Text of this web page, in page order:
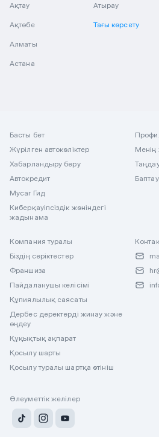
Ақтау
Ақтөбе
Алматы
Астана
Атырау
Тағы көрсету
Басты бет
Жүрілген автокөліктер
Хабарландыру беру
Автокредит
Mycar Гид
Киберқауіпсіздік жөніндегі
жадынама
Менің
Баптау
Компания туралы
Біздің серіктестер
Франшиза
Пайдаланушы келісімі
Құпиялылық саясаты
Дербес деректерді жинау және
өңдеу
Құқықтық ақпарат
Қосылу шарты
Қосылу туралы шартқа өтініш
Әлеуметтік желілер